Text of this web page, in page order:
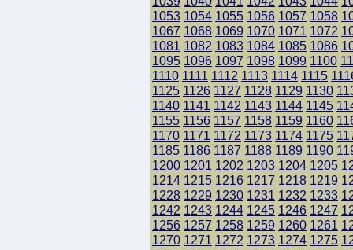
1053 1054 1055 1056 1057 1058
1067 1068 1069 1070 1071 1072
1081 1082 1083 1084 1085 1086
1095 1096 1097 1098 1099 1100
1110 1111 1112 1113 1114 1115
1125 1126 1127 1128 1129 1130
1140 1141 1142 1143 1144 1145
1155 1156 1157 1158 1159 1160
1170 1171 1172 1173 1174 1175
1185 1186 1187 1188 1189 1190
1200 1201 1202 1203 1204 1205
1214 1215 1216 1217 1218 1219
1228 1229 1230 1231 1232 1233
1242 1243 1244 1245 1246 1247
1256 1257 1258 1259 1260 1261
1270 1271 1272 1273 1274 1275